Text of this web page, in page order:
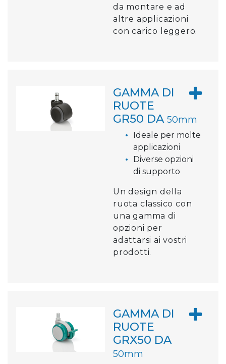
da montare e ad
altre applicazioni
con carico leggero.
GAMMA DI
RUOTE
GR50 DA 50mm
Ideale per molte
applicazioni
Diverse opzioni
di supporto
Un design della
ruota classico con
una gamma di
opzioni per
adattarsi ai vostri
prodotti.
GAMMA DI
RUOTE
GRX50 DA
50mm